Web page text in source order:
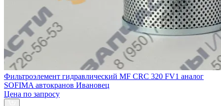
Фильтроэлемент гидравлический МF CRC 320 FV1 аналог
SOFIMA автокранов Ивановец
Цена по запросу